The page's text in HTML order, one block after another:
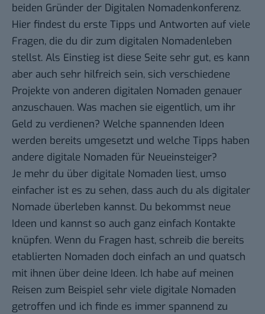
beiden Gründer der Digitalen Nomadenkonferenz.
Hier findest du erste Tipps und Antworten auf viele
Fragen, die du dir zum digitalen Nomadenleben
stellst. Als Einstieg ist diese Seite sehr gut, es kann
aber auch sehr hilfreich sein, sich verschiedene
Projekte von anderen digitalen Nomaden genauer
anzuschauen. Was machen sie eigentlich, um ihr
Geld zu verdienen? Welche spannenden Ideen
werden bereits umgesetzt und welche Tipps haben
andere digitale Nomaden für Neueinsteiger?
Je mehr du über digitale Nomaden liest, umso
einfacher ist es zu sehen, dass auch du als digitaler
Nomade überleben kannst. Du bekommst neue
Ideen und kannst so auch ganz einfach Kontakte
knüpfen. Wenn du Fragen hast, schreib die bereits
etablierten Nomaden doch einfach an und quatsch
mit ihnen über deine Ideen. Ich habe auf meinen
Reisen zum Beispiel sehr viele digitale Nomaden
getroffen und ich finde es immer spannend zu